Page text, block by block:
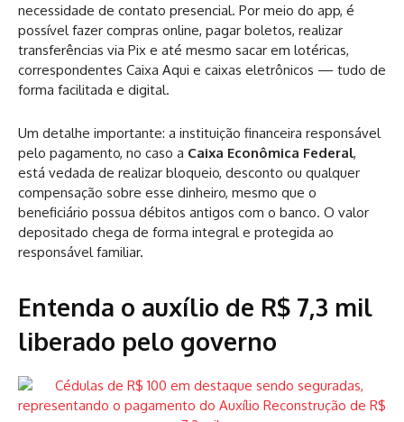
necessidade de contato presencial. Por meio do app, é
possível fazer compras online, pagar boletos, realizar
transferências via Pix e até mesmo sacar em lotéricas,
correspondentes Caixa Aqui e caixas eletrônicos — tudo de
forma facilitada e digital.
Um detalhe importante: a instituição financeira responsável
pelo pagamento, no caso a Caixa Econômica Federal,
está vedada de realizar bloqueio, desconto ou qualquer
compensação sobre esse dinheiro, mesmo que o
beneficiário possua débitos antigos com o banco. O valor
depositado chega de forma integral e protegida ao
responsável familiar.
Entenda o auxílio de R$ 7,3 mil
liberado pelo governo